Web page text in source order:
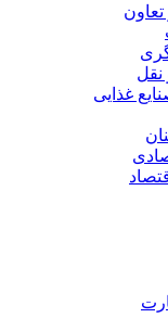
نقل
غذایی